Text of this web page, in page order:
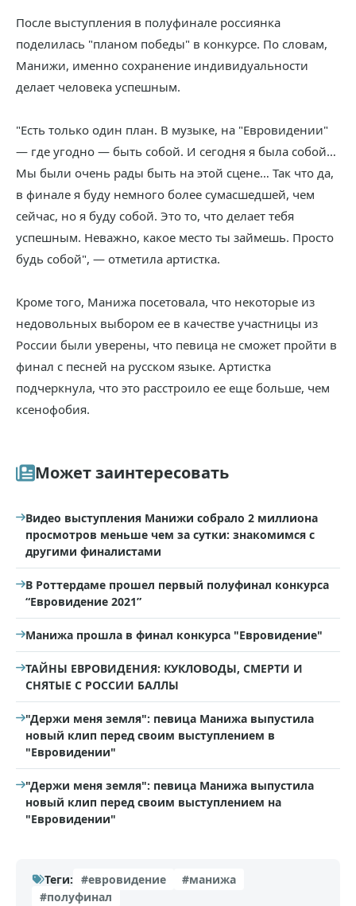
После выступления в полуфинале россиянка
поделилась "планом победы" в конкурсе. По словам,
Манижи, именно сохранение индивидуальности
делает человека успешным.
"Есть только один план. В музыке, на "Евровидении"
— где угодно — быть собой. И сегодня я была собой…
Мы были очень рады быть на этой сцене… Так что да,
в финале я буду немного более сумасшедшей, чем
сейчас, но я буду собой. Это то, что делает тебя
успешным. Неважно, какое место ты займешь. Просто
будь собой", — отметила артистка.
Кроме того, Манижа посетовала, что некоторые из
недовольных выбором ее в качестве участницы из
России были уверены, что певица не сможет пройти в
финал с песней на русском языке. Артистка
подчеркнула, что это расстроило ее еще больше, чем
ксенофобия.
Может заинтересовать
Видео выступления Манижи собрало 2 миллиона
просмотров меньше чем за сутки: знакомимся с
другими финалистами
В Роттердаме прошел первый полуфинал конкурса
“Евровидение 2021”
Манижа прошла в финал конкурса "Евровидение"
ТАЙНЫ ЕВРОВИДЕНИЯ: КУКЛОВОДЫ, СМЕРТИ И
СНЯТЫЕ С РОССИИ БАЛЛЫ
"Держи меня земля": певица Манижа выпустила
новый клип перед своим выступлением в
"Евровидении"
"Держи меня земля": певица Манижа выпустила
новый клип перед своим выступлением на
"Евровидении"
Теги: #евровидение
#манижа
#полуфинал